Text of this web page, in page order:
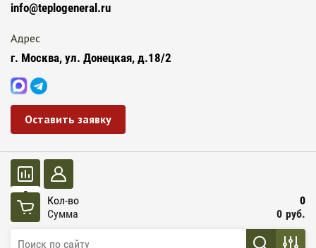
info@teplogeneral.ru
Адрес
г. Москва, ул. Донецкая, д.18/2
Оставить заявку
0 Кол-во
0
Сумма
0 руб.